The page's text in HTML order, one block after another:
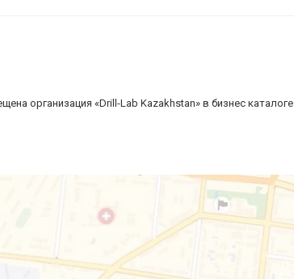
организация «Drill-Lab Kazakhstan» в бизнес каталоге